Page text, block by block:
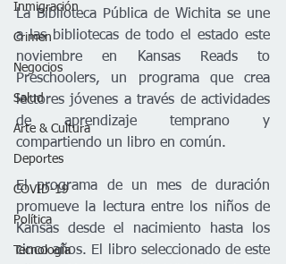
Inmigración
Crimen
Negocios
Salud
Arte & Cultura
Deportes
COVID-19
Política
Tecnología
La Biblioteca Pública de Wichita se une
a las bibliotecas de todo el estado este
noviembre en Kansas Reads to
Preschoolers, un programa que crea
lectores jóvenes a través de actividades
de aprendizaje temprano y
compartiendo un libro en común.
El programa de un mes de duración
promueve la lectura entre los niños de
Kansas desde el nacimiento hasta los
cinco años. El libro seleccionado de este